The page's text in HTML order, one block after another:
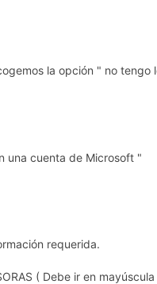
la opción " no
una cuenta de Microsoft "
requerida.
( Debe ir en